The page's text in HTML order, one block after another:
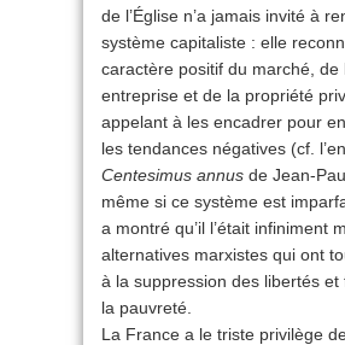
de l’Église n’a jamais invité à
système capitaliste : elle
caractère positif du marché, de
entreprise et de la propriété
appelant à les encadrer pour
les tendances négatives (cf.
Centesimus annus de Jean-
même si ce système est
a montré qu’il l’était infiniment
alternatives marxistes qui ont
à la suppression des libertés et
la pauvreté.
La France a le triste privilège